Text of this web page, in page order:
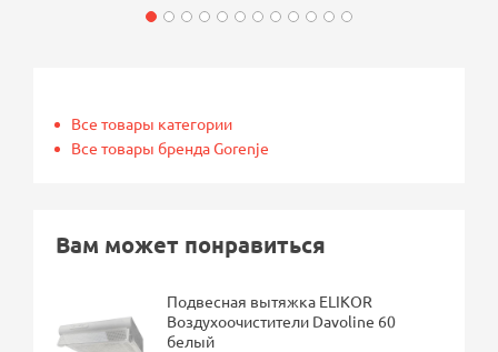
Все товары категории
Все товары бренда Gorenje
Вам может понравиться
Подвесная вытяжка ELIKOR
Воздухоочистители Davoline 60
белый